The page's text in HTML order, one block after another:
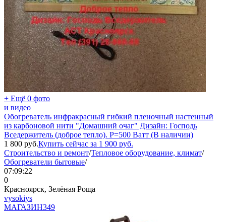
+ Ещё 0 фото
и видео
Обогреватель инфракрасный гибкий пленочный настенный
из карбоновой нити "Домашний очаг" Дизайн: Господь
Вседержитель (доброе тепло). P=500 Ватт (В наличии)
1 800 руб.Купить сейчас за 1 900 руб.
Строительство и ремонт/Тепловое оборудование, климат/
Обогреватели бытовые/
07:09:22
0
Красноярск, Зелёная Роща
vysokiys
МАГАЗИН349